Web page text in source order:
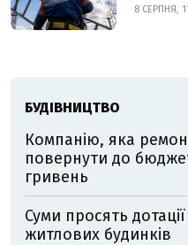
8 СЕРПНЯ,
БУДІВНИЦТВО
Компанію, яка
повернути до
гривень
Суми просять
житлових будинків